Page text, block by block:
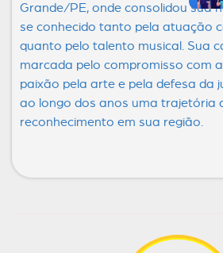
Grande/PE, onde consolidou sua
se conhecido tanto pela atuação
quanto pelo talento musical. Sua
marcada pelo compromisso com
paixão pela arte e pela defesa da
ao longo dos anos uma trajetória
reconhecimento em sua região.